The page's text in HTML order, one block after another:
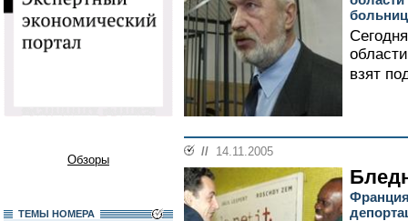
Обзоры
ТЕМЫ НОМЕРА
взят
// 14.11.2005